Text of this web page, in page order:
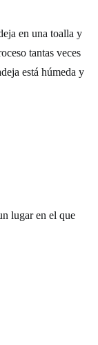
en una toalla y
tantas veces
está húmeda y
lugar en el que